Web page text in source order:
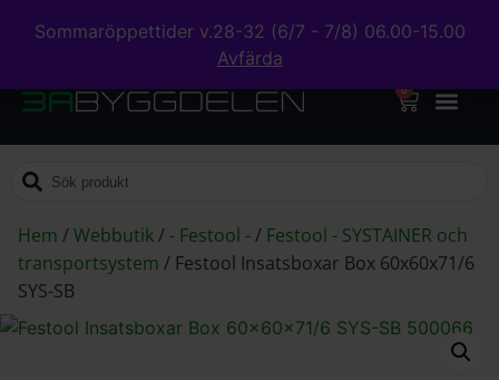
Sommaröppettider v.28-32 (6/7 - 7/8) 06.00-15.00
Avfärda
0
Hem /Webbutik/ - Festool -/ Festool - SYSTAINER och
transportsystem / Festool Insatsboxar Box 60x60x71/6
SYS-SB